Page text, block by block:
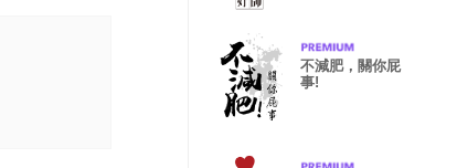
不減肥，關你屁
事!